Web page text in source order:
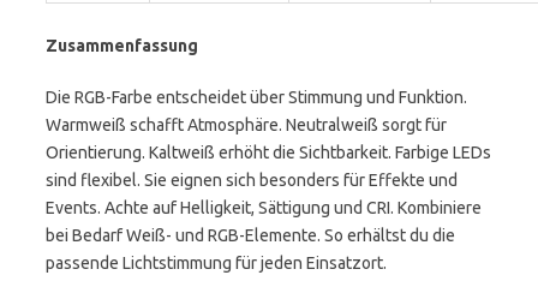
Zusammenfassung
Die RGB-Farbe entscheidet über Stimmung und Funktion.
Warmweiß schafft Atmosphäre. Neutralweiß sorgt für
Orientierung. Kaltweiß erhöht die Sichtbarkeit. Farbige LEDs
sind flexibel. Sie eignen sich besonders für Effekte und
Events. Achte auf Helligkeit, Sättigung und CRI. Kombiniere
bei Bedarf Weiß- und RGB-Elemente. So erhältst du die
passende Lichtstimmung für jeden Einsatzort.